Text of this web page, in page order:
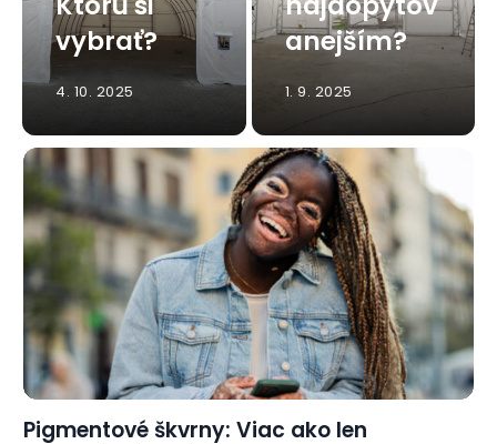
vybrať?
4. 10. 2025
anejším?
1. 9. 2025
Pigmentové škvrny: Viac ako len